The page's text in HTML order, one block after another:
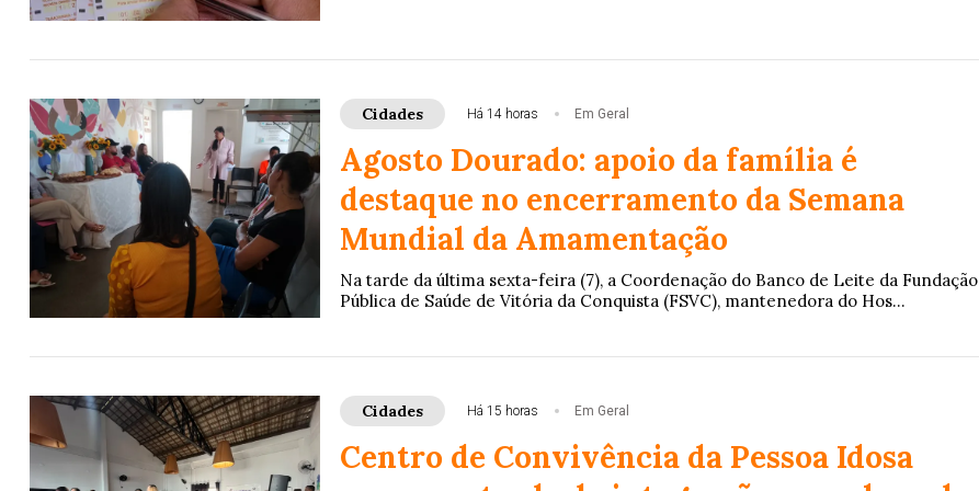
Cidades Há 14 horas Em Geral
Agosto Dourado: apoio da família é
destaque no encerramento da Semana
Mundial da Amamentação
Na tarde da última sexta-feira (7), a Coordenação do Banco de Leite da Fundação
Pública de Saúde de Vitória da Conquista (FSVC), mantenedora do Hos...
Cidades Há 15 horas Em Geral
Centro de Convivência da Pessoa Idosa